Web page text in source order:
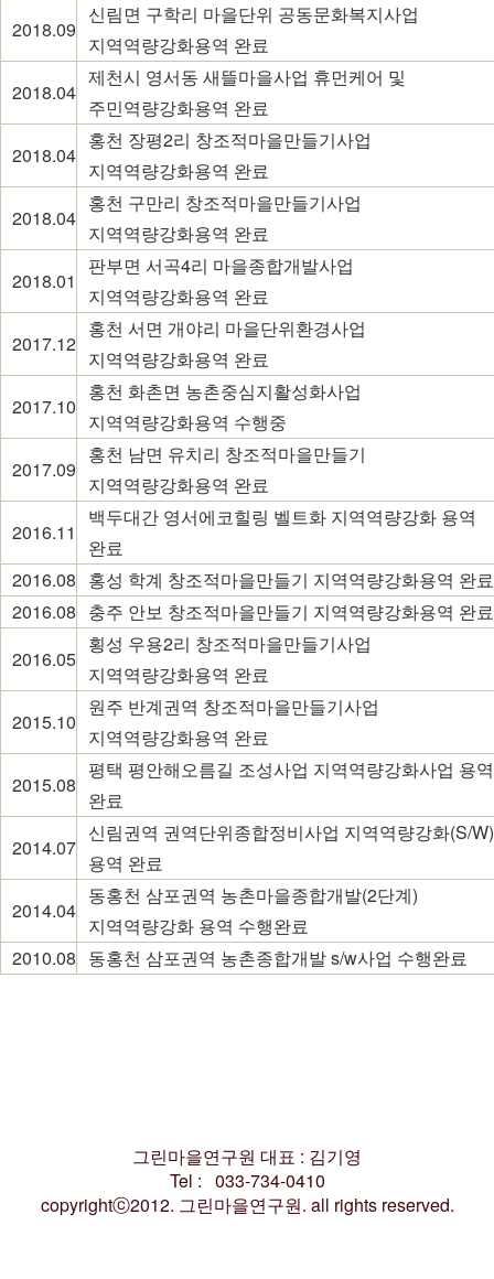
2018.09
신림면 구학리 마을단위 공동문화복지사업
지역역량강화용역 완료
2018.04
제천시 영서동 새뜰마을사업 휴먼케어 및
주민역량강화용역 완료
2018.04
홍천 장평2리 창조적마을만들기사업
지역역량강화용역 완료
2018.04
홍천 구만리 창조적마을만들기사업
지역역량강화용역 완료
2018.01
판부면 서곡4리 마을종합개발사업
지역역량강화용역 완료
2017.12
홍천 서면 개야리 마을단위환경사업
지역역량강화용역 완료
2017.10
홍천 화촌면 농촌중심지활성화사업
지역역량강화용역 수행중
2017.09
홍천 남면 유치리 창조적마을만들기
지역역량강화용역 완료
2016.11
백두대간 영서에코힐링 벨트화 지역역량강화 용역
완료
2016.08 홍성 학계 창조적마을만들기 지역역량강화용역 완료
2016.08 충주 안보 창조적마을만들기 지역역량강화용역 완료
2016.05
횡성 우용2리 창조적마을만들기사업
지역역량강화용역 완료
2015.10
원주 반계권역 창조적마을만들기사업
지역역량강화용역 완료
2015.08
평택 평안해오름길 조성사업 지역역량강화사업 용역
완료
2014.07
신림권역 권역단위종합정비사업 지역역량강화(S/W)
용역 완료
2014.04
동홍천 삼포권역 농촌마을종합개발(2단계)
지역역량강화 용역 수행완료
2010.08 동홍천 삼포권역 농촌종합개발 s/w사업 수행완료
그린마을연구원 대표 : 김기영
Tel : 033-734-0410
copyrightⓒ2012. 그린마을연구원. all rights reserved.